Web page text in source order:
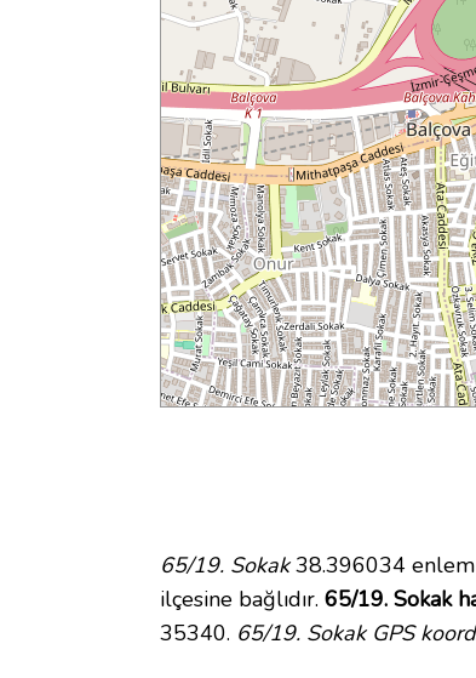
65/19. Sokak38.396034 enlem
ilçesine bağlıdır. 65/19. Sokak
35340. 65/19. Sokak GPS